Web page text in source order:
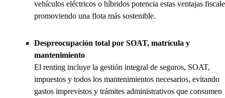
vehículos eléctricos o híbridos potencia estas ventajas
promoviendo una flota más sostenible.
Despreocupación total por SOAT, matrícula y
mantenimiento
El renting incluye la gestión integral de seguros, SOAT,
impuestos y todos los mantenimientos necesarios, evitando
gastos imprevistos y trámites administrativos que consumen